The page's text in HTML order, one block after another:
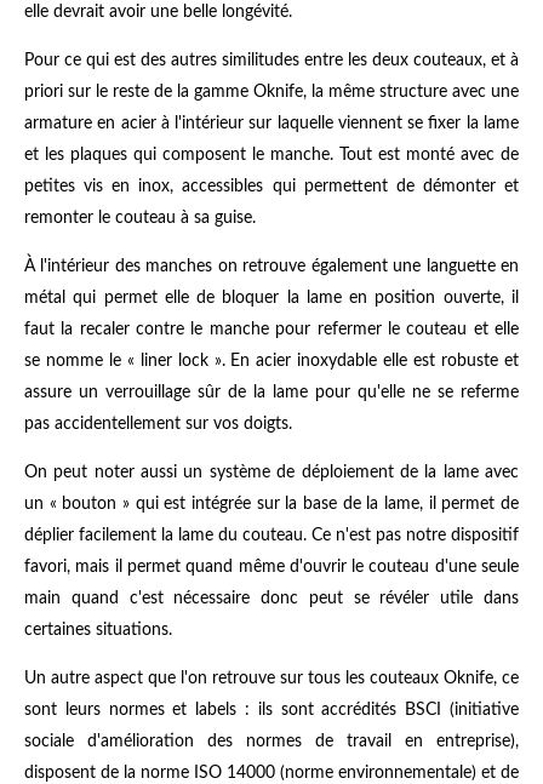
elle devrait avoir une belle longévité.
Pour ce qui est des autres similitudes entre les deux couteaux, et à
priori sur le reste de la gamme Oknife, la même structure avec une
armature en acier à l'intérieur sur laquelle viennent se fixer la lame
et les plaques qui composent le manche. Tout est monté avec de
petites vis en inox, accessibles qui permettent de démonter et
remonter le couteau à sa guise.
À l'intérieur des manches on retrouve également une languette en
métal qui permet elle de bloquer la lame en position ouverte, il
faut la recaler contre le manche pour refermer le couteau et elle
se nomme le « liner lock ». En acier inoxydable elle est robuste et
assure un verrouillage sûr de la lame pour qu'elle ne se referme
pas accidentellement sur vos doigts.
On peut noter aussi un système de déploiement de la lame avec
un « bouton » qui est intégrée sur la base de la lame, il permet de
déplier facilement la lame du couteau. Ce n'est pas notre dispositif
favori, mais il permet quand même d'ouvrir le couteau d'une seule
main quand c'est nécessaire donc peut se révéler utile dans
certaines situations.
Un autre aspect que l'on retrouve sur tous les couteaux Oknife, ce
sont leurs normes et labels : ils sont accrédités BSCI (initiative
sociale d'amélioration des normes de travail en entreprise),
disposent de la norme ISO 14000 (norme environnementale) et de